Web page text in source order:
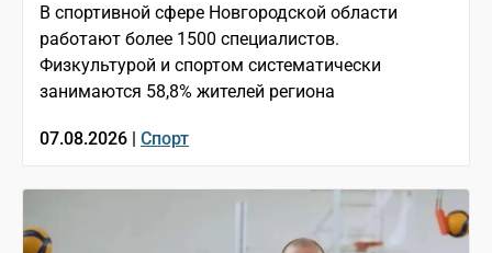
В спортивной сфере Новгородской области
работают более 1500 специалистов.
Физкультурой и спортом систематически
занимаются 58,8% жителей региона
07.08.2026 | Спорт